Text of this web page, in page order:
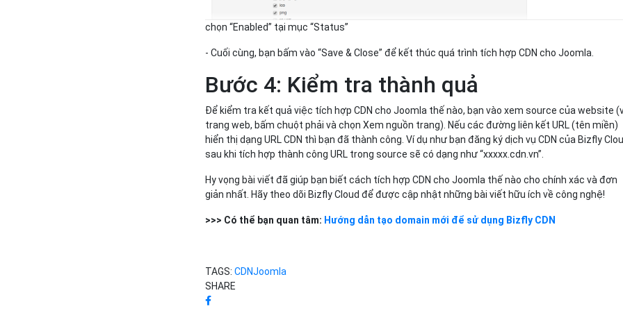
chọn “Enabled” tại mục “Status”
- Cuối cùng, bạn bấm vào “Save & Close” để kết thúc quá trình tích hợp CDN cho Joomla.
Bước 4: Kiểm tra thành quả
Để kiểm tra kết quả việc tích hợp CDN cho Joomla thế nào, bạn vào xem source của website
trang web, bấm chuột phải và chọn Xem nguồn trang). Nếu các đường liên kết URL (tên miền)
hiển thị dạng URL CDN thì bạn đã thành công. Ví dụ như bạn đăng ký dịch vụ CDN của Bizfly
sau khi tích hợp thành công URL trong source sẽ có dạng như “xxxxx.cdn.vn”.
Hy vọng bài viết đã giúp bạn biết cách tích hợp CDN cho Joomla thế nào cho chính xác và đơn
giản nhất. Hãy theo dõi Bizfly Cloud để được cập nhật những bài viết hữu ích về công nghệ!
>>> Có thể bạn quan tâm: Hướng dẫn tạo domain mới để sử dụng Bizfly CDN
TAGS:CDNJoomla
SHARE